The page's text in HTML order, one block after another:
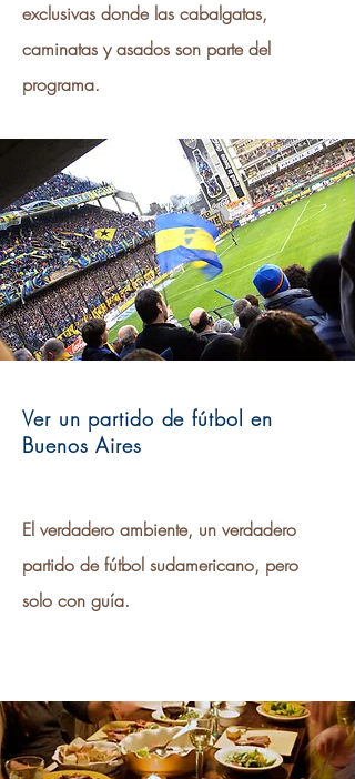
exclusivas donde las cabalgatas,
caminatas y asados son parte del
programa.
Ver un partido de fútbol en
Buenos Aires
El verdadero ambiente, un verdadero
partido de fútbol sudamericano, pero
solo con guía.